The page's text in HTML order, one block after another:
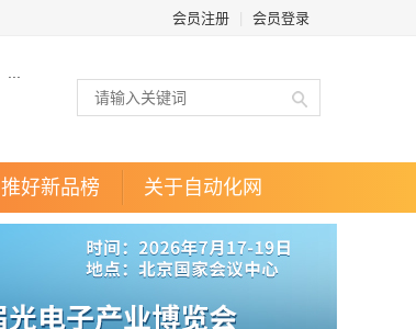
会员注册 会员登录
推好新品榜 关于自动化网